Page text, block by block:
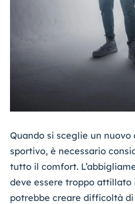
Quando si sceglie un
sportivo, è necessario
tutto il comfort.
deve essere troppo attillato
potrebbe creare difficoltà